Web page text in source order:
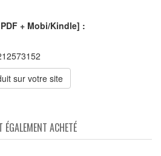
+ Mobi/Kindle] :
sur votre site
ÉGALEMENT ACHETÉ